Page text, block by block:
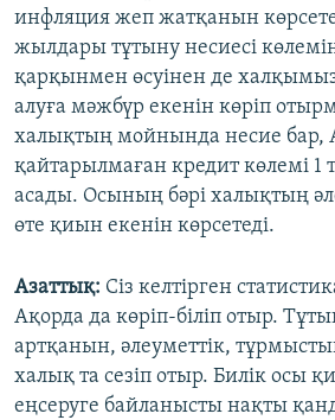
инфляция жеп жатқанын
жылдары тұтыну несиесі
қарқынмен өсуінен де
алуға мәжбүр екенін көріп
халықтың мойнында несие бар,
қайтарылмаған кредит көлемі 1
асады. Осының бәрі халықтың
өте қиын екенін көрсетеді.
Азаттық: Сіз келтірген
Ақорда да көріп-біліп отыр.
артқанын, әлеуметтік,
халық та сезіп отыр. Билік осы
еңсеруге байланысты нақты